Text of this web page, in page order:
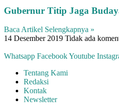
Gubernur Titip Jaga
Baca Artikel Selengkapnya »
14 Desember 2019 Tidak ada
Whatsapp FacebookYoutube
Tentang Kami
Redaksi
Kontak
Newsletter